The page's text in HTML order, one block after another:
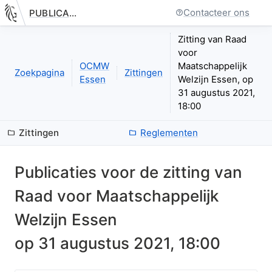
Nieuwe pagina: bestuurseenheid.zittingen.zitting.index
PUBLICATIE.GELINKT-NOTULEREN.VLAANDEREN.BE Contacteer ons
Zoekpagina
OCMW
Essen
Zittingen
Zitting van Raad
voor
Maatschappelijk
Welzijn Essen, op
31 augustus 2021,
18:00
Zittingen Reglementen
Publicaties voor de zitting van
Raad voor Maatschappelijk
Welzijn Essen
op 31 augustus 2021, 18:00